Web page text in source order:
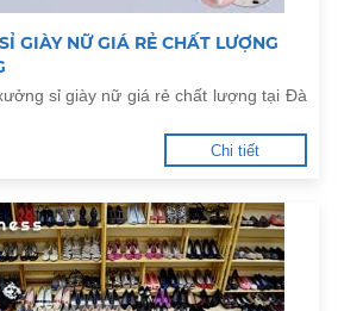
GIÀY NỮ GIÁ RẺ CHẤT LƯỢNG
sỉ giày nữ giá rẻ chất lượng tại Đà
Chi tiết